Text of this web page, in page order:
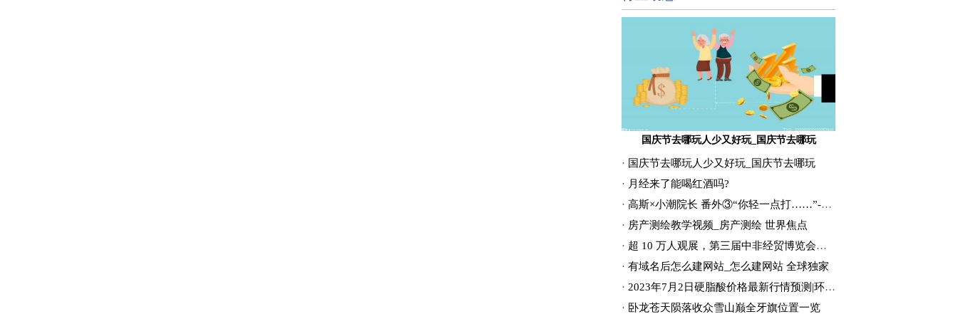
国庆节去哪玩人少又好玩_国庆节去哪玩
· 国庆节去哪玩人少又好玩_国庆节去哪玩
· 月经来了能喝红酒吗?
· 高斯×小潮院长 番外③“你轻一点打……”-新要闻
· 房产测绘教学视频_房产测绘 世界焦点
· 超 10 万人观展，第三届中非经贸博览会成果发布 世界热头条
· 有域名后怎么建网站_怎么建网站 全球独家
· 2023年7月2日硬脂酸价格最新行情预测|环球新动态
· 卧龙苍天陨落收众雪山巅全牙旗位置一览